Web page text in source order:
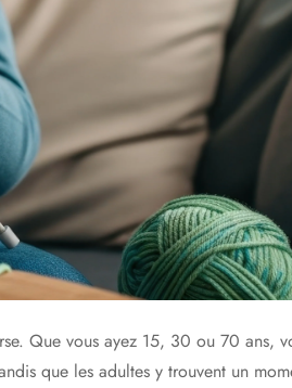
Que vous ayez 15, 30 ou 70 ans,
que les adultes y trouvent un